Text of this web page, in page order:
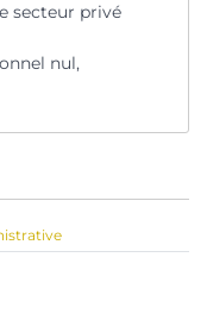
secteur privé
nul,